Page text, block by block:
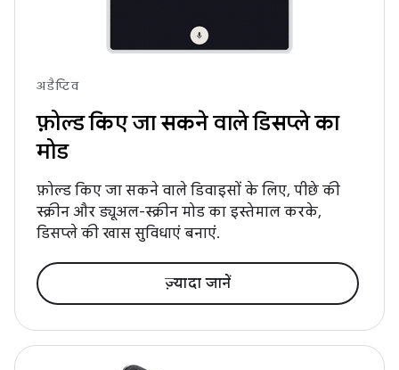
अडैप्टिव
फ़ोल्ड किए जा सकने वाले डिसप्ले का
मोड
फ़ोल्ड किए जा सकने वाले डिवाइसों के लिए, पीछे की
स्क्रीन और ड्यूअल-स्क्रीन मोड का इस्तेमाल करके,
डिसप्ले की खास सुविधाएं बनाएं.
ज़्यादा जानें